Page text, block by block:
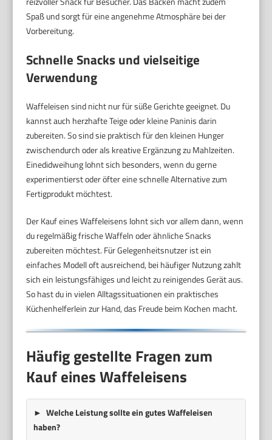
Spaß und sorgt für eine angenehme Atmosphäre bei der
Vorbereitung.
Schnelle Snacks und vielseitige
Verwendung
Waffeleisen sind nicht nur für süße Gerichte geeignet. Du
kannst auch herzhafte Teige oder kleine Paninis darin
zubereiten. So sind sie praktisch für den kleinen Hunger
zwischendurch oder als kreative Ergänzung zu Mahlzeiten.
Einedidweihung lohnt sich besonders, wenn du gerne
experimentierst oder öfter eine schnelle Alternative zum
Fertigprodukt möchtest.
Der Kauf eines Waffeleisens lohnt sich vor allem dann, wenn
du regelmäßig frische Waffeln oder ähnliche Snacks
zubereiten möchtest. Für Gelegenheitsnutzer ist ein
einfaches Modell oft ausreichend, bei häufiger Nutzung zahlt
sich ein leistungsfähiges und leicht zu reinigendes Gerät aus.
So hast du in vielen Alltagssituationen ein praktisches
Küchenhelferlein zur Hand, das Freude beim Kochen macht.
Häufig gestellte Fragen zum
Kauf eines Waffeleisens
Welche Leistung sollte ein gutes Waffeleisen
haben?